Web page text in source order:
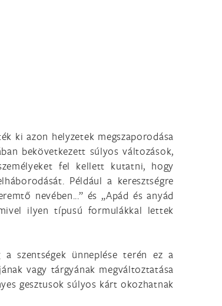
ki azon helyzetek megszaporodása
bekövetkezett súlyos változások,
fel kellett kutatni, hogy
Például a keresztségre
nevében...” és „Apád és anyád
ilyen típusú formulákkal lettek
szentségek ünneplése terén ez a
vagy tárgyának megváltoztatása
gesztusok súlyos kárt okozhatnak